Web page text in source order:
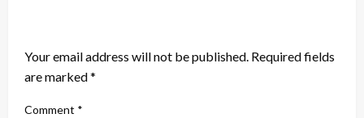
Your email address will not be published. Required fields
are marked*
Comment *